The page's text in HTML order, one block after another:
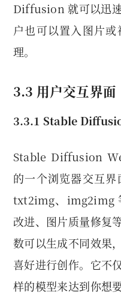
Diffusion 就可以迅
户也可以置入图片
理。
3.3 用户交互界面
3.3.1 Stable
Stable Diffusion
的一个浏览器交互
txt2img、img2img
改进、图片质量修复
数可以生成不同效果
喜好进行创作。它不
样的模型来达到你想